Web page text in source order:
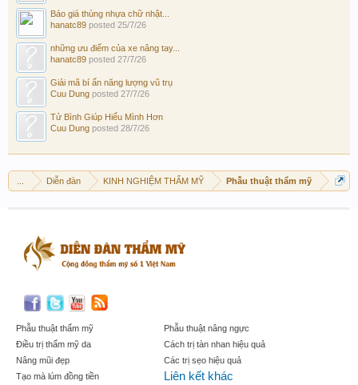
Báo giá thùng nhựa chữ nhật...
hanatc89 posted 25/7/26
những ưu điểm của xe nâng tay...
hanatc89 posted 27/7/26
Giải mã bí ẩn năng lượng vũ trụ
Cuu Dung posted 27/7/26
Tử Bình Giúp Hiểu Mình Hơn
Cuu Dung posted 28/7/26
Diễn đàn KINH NGHIỆM THẨM MỸ Phẫu thuật thẩm mỹ
Phẫu thuật thẩm mỹ
Điều trị thẩm mỹ da
Nâng mũi đẹp
Tạo mà lúm đồng tiền
Phẫu thuật nâng ngực
Cách trị tàn nhan hiệu quả
Các trị sẹo hiệu quả
Liên kết khác